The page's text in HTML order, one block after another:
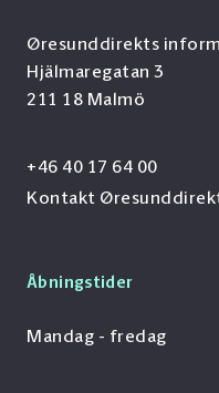
Øresunddirekts
Hjälmaregatan 3
211 18 Malmö
+46 40 17 64 00
Kontakt
Åbningstider
Mandag - fredag